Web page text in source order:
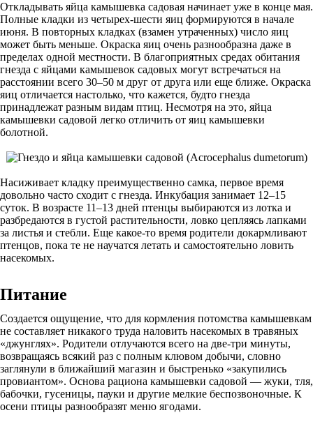
Откладывать яйца камышевка садовая начинает уже в конце мая.
Полные кладки из четырех-шести яиц формируются в начале
июня. В повторных кладках (взамен утраченных) число яиц
может быть меньше. Окраска яиц очень разнообразна даже в
пределах одной местности. В благоприятных средах обитания
гнезда с яйцами камышевок садовых могут встречаться на
расстоянии всего 30–50 м друг от друга или еще ближе. Окраска
яиц отличается настолько, что кажется, будто гнезда
принадлежат разным видам птиц. Несмотря на это, яйца
камышевки садовой легко отличить от яиц камышевки
болотной.
Насиживает кладку преимущественно самка, первое время
довольно часто сходит с гнезда. Инкубация занимает 12–15
суток. В возрасте 11–13 дней птенцы выбираются из лотка и
разбредаются в густой растительности, ловко цепляясь лапками
за листья и стебли. Еще какое-то время родители докармливают
птенцов, пока те не научатся летать и самостоятельно ловить
насекомых.
Питание
Создается ощущение, что для кормления потомства камышевкам
не составляет никакого труда наловить насекомых в травяных
«джунглях». Родители отлучаются всего на две-три минуты,
возвращаясь всякий раз с полным клювом добычи, словно
заглянули в ближайший магазин и быстренько «закупились
провиантом». Основа рациона камышевки садовой — жуки, тля,
бабочки, гусеницы, пауки и другие мелкие беспозвоночные. К
осени птицы разнообразят меню ягодами.